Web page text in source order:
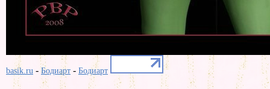
basik.ru -Бодиарт - Бодиарт